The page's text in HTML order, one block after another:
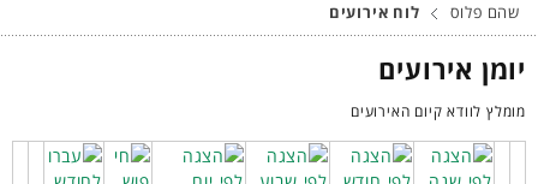
שהם פלוס לוח אירועים
יומן אירועים
מומלץ לוודא קיום האירועים